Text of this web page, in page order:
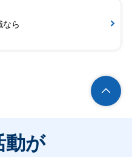
なら
動が